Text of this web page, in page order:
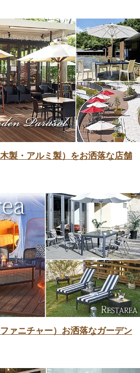
製・アルミ製）をお洒落な店舗
ァニチャー）お洒落なガーデン